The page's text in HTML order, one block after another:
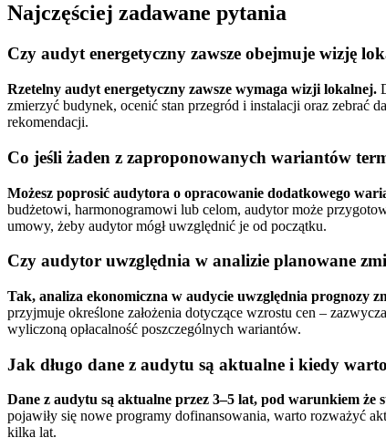
Najczęściej zadawane pytania
Czy audyt energetyczny zawsze obejmuje wizję
Rzetelny audyt energetyczny zawsze wymaga wizji lokalnej.
zmierzyć budynek, ocenić stan przegród i instalacji oraz zebrać
rekomendacji.
Co jeśli żaden z zaproponowanych wariantów
Możesz poprosić audytora o opracowanie dodatkowego
budżetowi, harmonogramowi lub celom, audytor może
umowy, żeby audytor mógł uwzględnić je od początku.
Czy audytor uwzględnia w analizie planowane
Tak, analiza ekonomiczna w audycie uwzględnia prognozy
przyjmuje określone założenia dotyczące wzrostu cen –
wyliczoną opłacalność poszczególnych wariantów.
Jak długo dane z audytu są aktualne i kiedy
Dane z audytu są aktualne przez 3–5 lat, pod warunkiem że
pojawiły się nowe programy dofinansowania, warto rozważyć
kilka lat.